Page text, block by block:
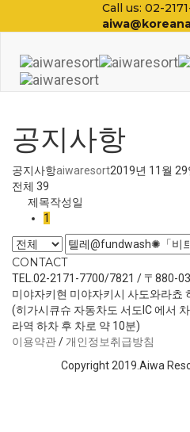
Call us: 02-
공지사항
공지사항aiwaresort2019년 11월 29
전체 39
제목작성일
1
CONTACT
TEL.02-2171-7700/7821 / 〒880-
미야자키현 미야자키시 사도와라쵸
(히가시큐슈 자동차도 서도IC 에서
라역 하차 후 차로 약 10분)
이용약관/ 개인정보취급방침
Copyright 2019.Aiwa